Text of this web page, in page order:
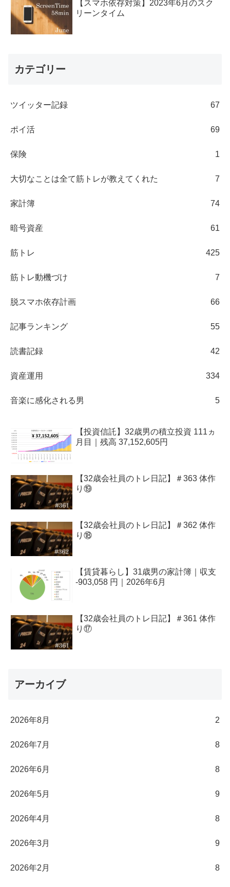
【スマホ依存対策】2023年6月のスク
リーンタイム
カテゴリー
ツイッター記録 67
ポイ活 69
保険 1
大切なことは全て筋トレが教えてくれた 7
家計簿 74
暗号資産 61
筋トレ 425
筋トレ動機づけ 7
脱スマホ依存計画 66
記事ランキング 55
読書記録 42
資産運用 334
音楽に感化される男 5
【投資信託】32歳男の積立投資 111ヵ
月目｜残高 37,152,605円
【32歳会社員のトレ日記】＃363 体作
り⑲
【32歳会社員のトレ日記】＃362 体作
り⑱
【賃貸暮らし】31歳男の家計簿｜収支
-903,058 円｜2026年6月
【32歳会社員のトレ日記】＃361 体作
り⑰
アーカイブ
2026年8月 2
2026年7月 8
2026年6月 8
2026年5月 9
2026年4月 8
2026年3月 9
2026年2月 8